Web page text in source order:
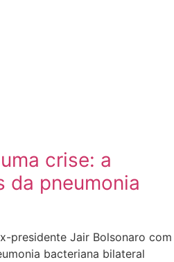
crise: a
da pneumonia
presidente Jair Bolsonaro com
bacteriana bilateral